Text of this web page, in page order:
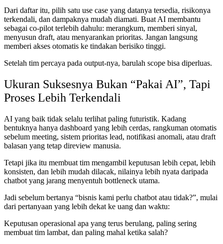
Dari daftar itu, pilih satu use case yang datanya tersedia, risikonya
terkendali, dan dampaknya mudah diamati. Buat AI membantu
sebagai co-pilot terlebih dahulu: merangkum, memberi sinyal,
menyusun draft, atau menyarankan prioritas. Jangan langsung
memberi akses otomatis ke tindakan berisiko tinggi.
Setelah tim percaya pada output-nya, barulah scope bisa diperluas.
Ukuran Suksesnya Bukan “Pakai AI”, Tapi
Proses Lebih Terkendali
AI yang baik tidak selalu terlihat paling futuristik. Kadang
bentuknya hanya dashboard yang lebih cerdas, rangkuman otomatis
sebelum meeting, sistem prioritas lead, notifikasi anomali, atau draft
balasan yang tetap direview manusia.
Tetapi jika itu membuat tim mengambil keputusan lebih cepat, lebih
konsisten, dan lebih mudah dilacak, nilainya lebih nyata daripada
chatbot yang jarang menyentuh bottleneck utama.
Jadi sebelum bertanya “bisnis kami perlu chatbot atau tidak?”, mulai
dari pertanyaan yang lebih dekat ke uang dan waktu:
Keputusan operasional apa yang terus berulang, paling sering
membuat tim lambat, dan paling mahal ketika salah?